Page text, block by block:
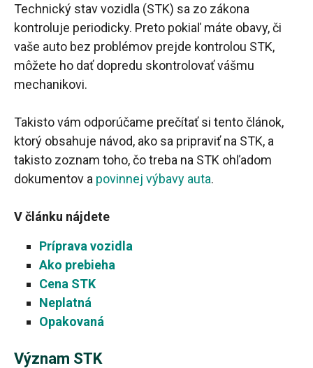
Technický stav vozidla (STK) sa zo zákona
kontroluje periodicky. Preto pokiaľ máte obavy, či
vaše auto bez problémov prejde kontrolou STK,
môžete ho dať dopredu skontrolovať vášmu
mechanikovi.
Takisto vám odporúčame prečítať si tento článok,
ktorý obsahuje návod, ako sa pripraviť na STK, a
takisto zoznam toho, čo treba na STK ohľadom
dokumentov a povinnej výbavy auta.
V článku nájdete
Príprava vozidla
Ako prebieha
Cena STK
Neplatná
Opakovaná
Význam STK